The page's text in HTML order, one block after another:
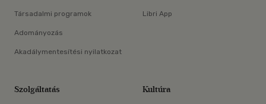
Társadalmi programok
Adományozás
Akadálymentesítési nyilatkozat
Libri App
Szolgáltatás Kultúra